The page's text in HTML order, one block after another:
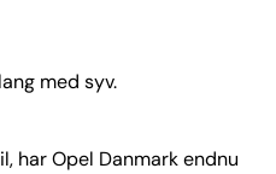
med syv.
har Opel Danmark endnu